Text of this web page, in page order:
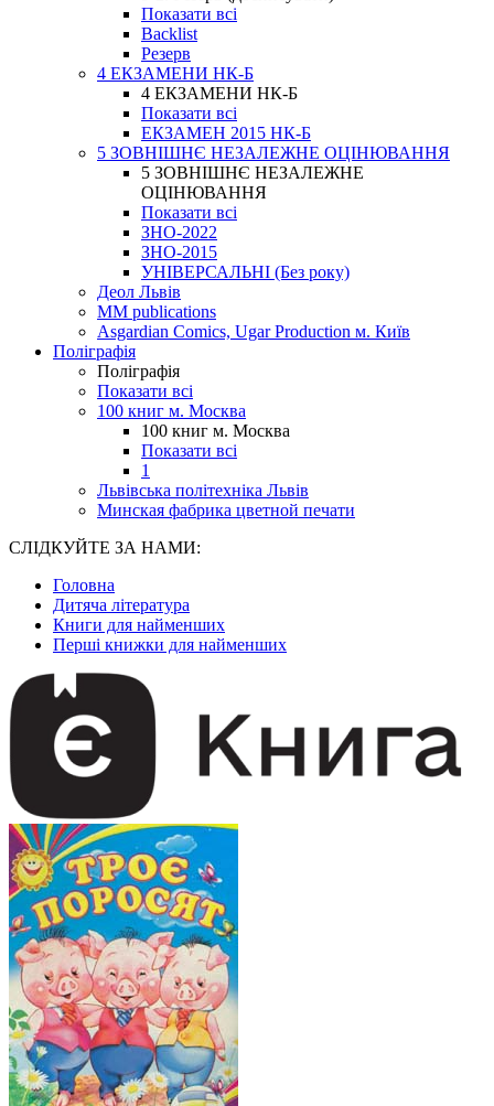
Показати всі
Backlist
Резерв
4 ЕКЗАМЕНИ НК-Б
4 ЕКЗАМЕНИ НК-Б
Показати всі
ЕКЗАМЕН 2015 НК-Б
5 ЗОВНІШНЄ НЕЗАЛЕЖНЕ ОЦІНЮВАННЯ
5 ЗОВНІШНЄ НЕЗАЛЕЖНЕ
ОЦІНЮВАННЯ
Показати всі
ЗНО-2022
ЗНО-2015
УНІВЕРСАЛЬНІ (Без року)
Деол Львів
MM publications
Asgardian Comics, Ugar Production м. Київ
Поліграфія
Поліграфія
Показати всі
100 книг м. Москва
100 книг м. Москва
Показати всі
1
Львівська політехніка Львів
Минская фабрика цветной печати
СЛІДКУЙТЕ ЗА НАМИ:
Головна
Дитяча література
Книги для найменших
Перші книжки для найменших